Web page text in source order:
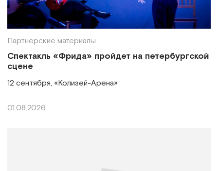
Партнерские материалы
Спектакль «Фрида» пройдет на петербургской
сцене
12 сентября, «Колизей-Арена»
01.08.2026